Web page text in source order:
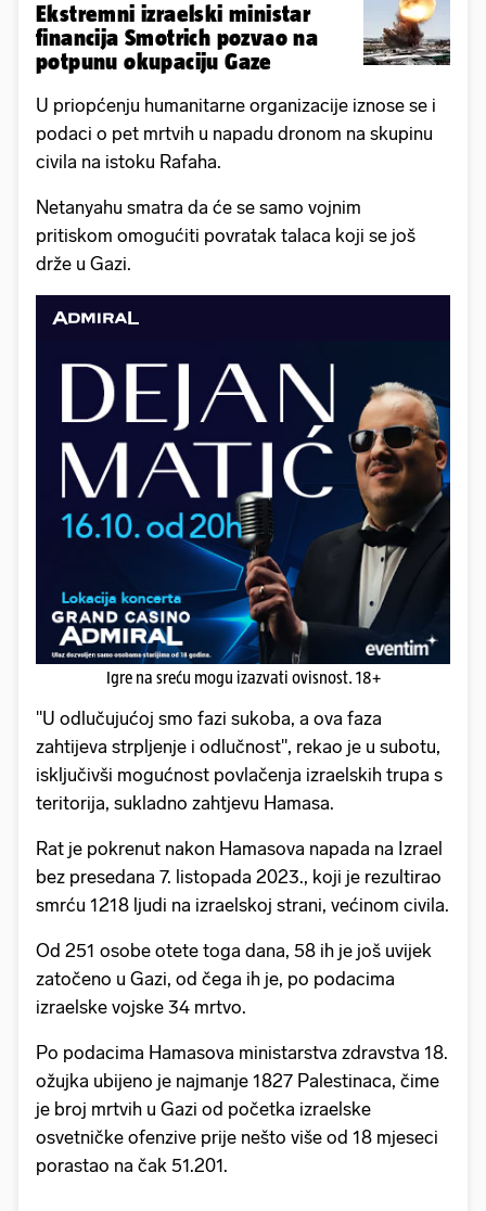
Ekstremni izraelski ministar
financija Smotrich pozvao na
potpunu okupaciju Gaze
U priopćenju humanitarne organizacije iznose se i
podaci o pet mrtvih u napadu dronom na skupinu
civila na istoku Rafaha.
Netanyahu smatra da će se samo vojnim
pritiskom omogućiti povratak talaca koji se još
drže u Gazi.
Igre na sreću mogu izazvati ovisnost. 18+
"U odlučujućoj smo fazi sukoba, a ova faza
zahtijeva strpljenje i odlučnost", rekao je u subotu,
isključivši mogućnost povlačenja izraelskih trupa s
teritorija, sukladno zahtjevu Hamasa.
Rat je pokrenut nakon Hamasova napada na Izrael
bez presedana 7. listopada 2023., koji je rezultirao
smrću 1218 ljudi na izraelskoj strani, većinom civila.
Od 251 osobe otete toga dana, 58 ih je još uvijek
zatočeno u Gazi, od čega ih je, po podacima
izraelske vojske 34 mrtvo.
Po podacima Hamasova ministarstva zdravstva 18.
ožujka ubijeno je najmanje 1827 Palestinaca, čime
je broj mrtvih u Gazi od početka izraelske
osvetničke ofenzive prije nešto više od 18 mjeseci
porastao na čak 51.201.